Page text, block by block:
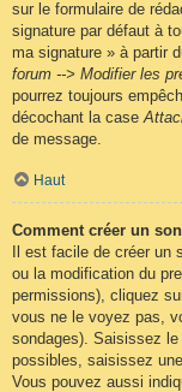
sur le formulaire de
signature par défaut à
ma signature » à partir
forum --> Modifier les
pourrez toujours
décochant la case
de message.
Haut
Comment créer un
Il est facile de créer un
ou la modification du
permissions), cliquez
vous ne le voyez pas,
sondages). Saisissez
possibles, saisissez
Vous pouvez aussi